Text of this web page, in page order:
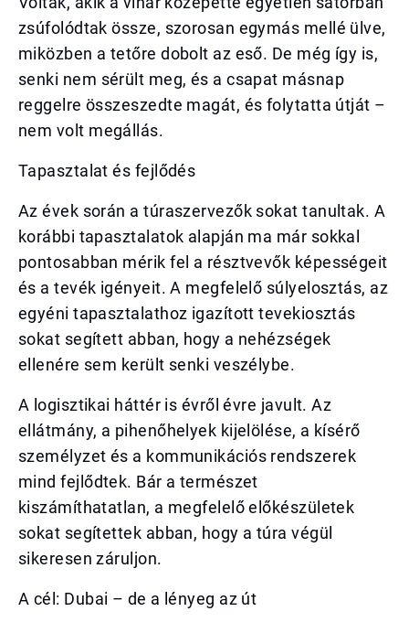
zsúfolódtak össze, szorosan egymás mellé ülve,
miközben a tetőre dobolt az eső. De még így is,
senki nem sérült meg, és a csapat másnap
reggelre összeszedte magát, és folytatta útját –
nem volt megállás.
Tapasztalat és fejlődés
Az évek során a túraszervezők sokat tanultak. A
korábbi tapasztalatok alapján ma már sokkal
pontosabban mérik fel a résztvevők képességeit
és a tevék igényeit. A megfelelő súlyelosztás, az
egyéni tapasztalathoz igazított tevekiosztás
sokat segített abban, hogy a nehézségek
ellenére sem került senki veszélybe.
A logisztikai háttér is évről évre javult. Az
ellátmány, a pihenőhelyek kijelölése, a kísérő
személyzet és a kommunikációs rendszerek
mind fejlődtek. Bár a természet
kiszámíthatatlan, a megfelelő előkészületek
sokat segítettek abban, hogy a túra végül
sikeresen záruljon.
A cél: Dubai – de a lényeg az út